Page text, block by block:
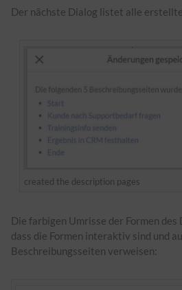
Der nächste Dialog listet alle
created the description pages
Die farbigen Umrisse der Formen des
dass die Formen interaktiv sind und
Beschreibungsseiten verweisen: